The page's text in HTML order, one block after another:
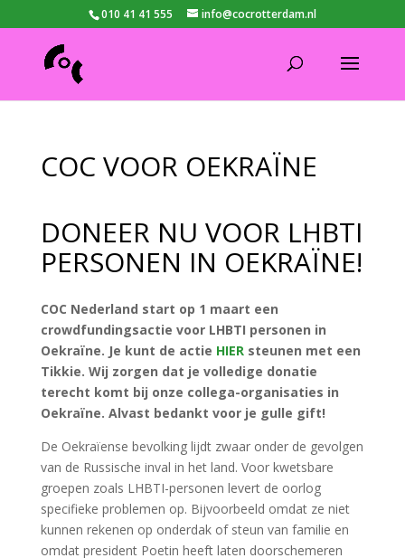
010 41 41 555 info@cocrotterdam.nl
COC VOOR OEKRAÏNE
DONEER NU VOOR LHBTI
PERSONEN IN OEKRAÏNE!
COC Nederland start op 1 maart een
crowdfundingsactie voor LHBTI personen in
Oekraïne. Je kunt de actie HIERsteunen met een
Tikkie. Wij zorgen dat je volledige donatie
terecht komt bij onze collega-organisaties in
Oekraïne. Alvast bedankt voor je gulle gift!
De Oekraïense bevolking lijdt zwaar onder de gevolgen
van de Russische inval in het land. Voor kwetsbare
groepen zoals LHBTI-personen levert de oorlog
specifieke problemen op. Bijvoorbeeld omdat ze niet
kunnen rekenen op onderdak of steun van familie en
omdat president Poetin heeft laten doorschemeren